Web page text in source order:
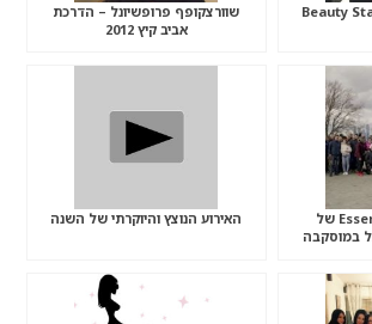
שוורצקופף פרופשיונל – הדרכת
אביב קיץ 2012
סמינר Essential Looks של
במוסקבה
האירוע הנוצץ והיוקרתי של השנה